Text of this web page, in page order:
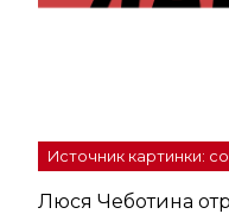
Источник картинки:
Люся Чеботина